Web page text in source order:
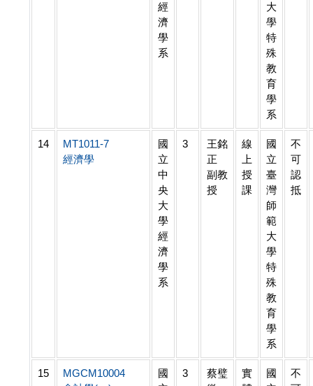
經
濟
學
系
大
學
特
殊
教
育
學
系
14
MT1011-7
經濟學
國
立
中
央
大
學
經
濟
學
系
3
王銘
正
副教
授
線
上
授
課
國
立
臺
灣
師
範
大
學
特
殊
教
育
學
系
不
可
認
抵
15
MGCM10004
國
3
蔡璧
實
國
不